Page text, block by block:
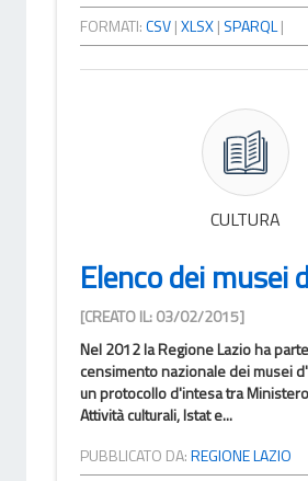
FORMATI:CSV|XLSX| SPARQL|
CULTURA
Elenco dei musei
[CREATO IL: 03/02/2015]
Nel 2012 la Regione Lazio ha
censimento nazionale dei musei
un protocollo d'intesa tra
Attività culturali, Istat e...
PUBBLICATO DA:REGIONE LAZIO